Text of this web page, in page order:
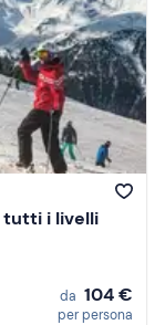
tutti i livelli
da 104 €
per persona